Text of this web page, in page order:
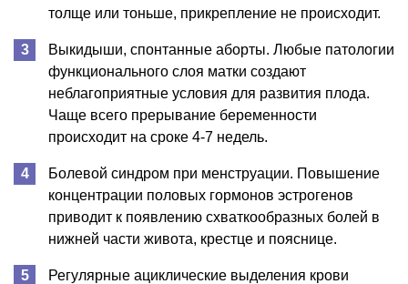
толще или тоньше, прикрепление не происходит.
Выкидыши, спонтанные аборты. Любые патологии
функционального слоя матки создают
неблагоприятные условия для развития плода.
Чаще всего прерывание беременности
происходит на сроке 4-7 недель.
Болевой синдром при менструации. Повышение
концентрации половых гормонов эстрогенов
приводит к появлению схваткообразных болей в
нижней части живота, крестце и пояснице.
Регулярные ациклические выделения крови